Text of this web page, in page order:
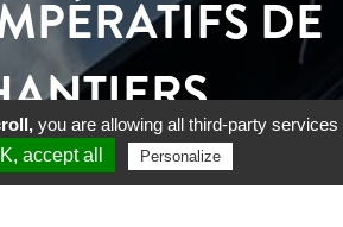
DE
you are allowing all third-party services
accept all
Personalize